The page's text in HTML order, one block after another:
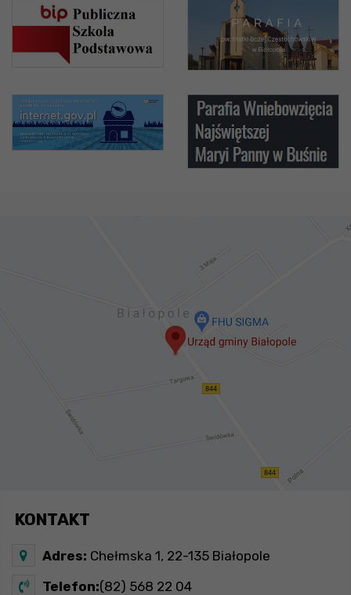
KONTAKT
Adres: Chełmska 1, 22-135 Białopole
Telefon:(82) 568 22 04